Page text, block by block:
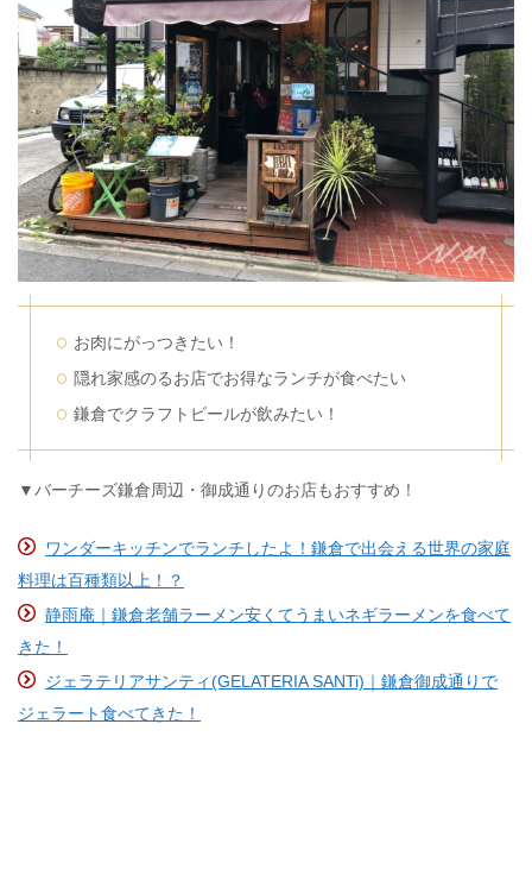
お肉にがっつきたい！
隠れ家感のるお店でお得なランチが食べたい
鎌倉でクラフトビールが飲みたい！
▼バーチーズ鎌倉周辺・御成通りのお店もおすすめ！
ワンダーキッチンでランチしたよ！鎌倉で出会える世界の家庭
料理は百種類以上！？
静雨庵｜鎌倉老舗ラーメン安くてうまいネギラーメンを食べて
きた！
ジェラテリアサンティ(GELATERIA SANTi)｜鎌倉御成通りで
ジェラート食べてきた！